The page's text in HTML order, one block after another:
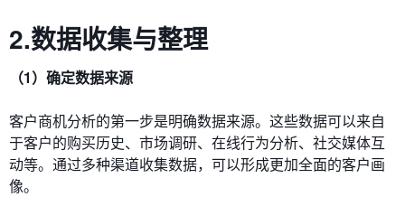
2.数据收集与整理
（1）确定数据来源
客户商机分析的第一步是明确数据来源。这些数据可以来自
于客户的购买历史、市场调研、在线行为分析、社交媒体互
动等。通过多种渠道收集数据，可以形成更加全面的客户画
像。